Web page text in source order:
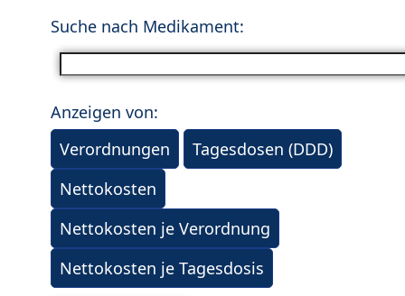
Suche nach Medikament:
Anzeigen von:
Verordnungen
Tagesdosen (DDD)
Nettokosten
Nettokosten je Verordnung
Nettokosten je Tagesdosis